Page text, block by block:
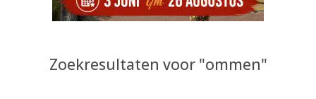
Zoekresultaten voor "ommen"